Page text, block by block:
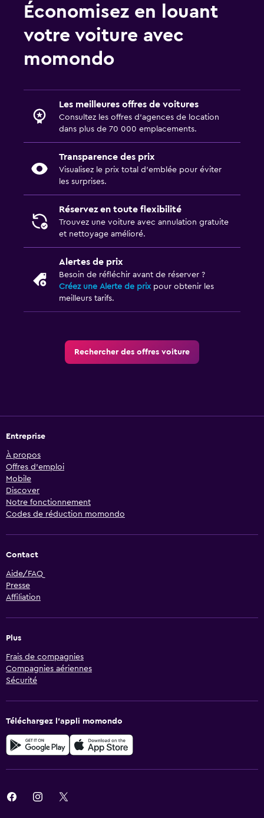
Économisez en louant
votre voiture avec
momondo
Les meilleures offres de voitures
Consultez les offres d’agences de location
dans plus de 70 000 emplacements.
Transparence des prix
Visualisez le prix total d’emblée pour éviter
les surprises.
Réservez en toute flexibilité
Trouvez une voiture avec annulation gratuite
et nettoyage amélioré.
Alertes de prix
Besoin de réfléchir avant de réserver ?
Créez une Alerte de prixpour obtenir les
meilleurs tarifs.
Rechercher des offres voiture
Entreprise
À propos
Offres d’emploi
Mobile
Discover
Notre fonctionnement
Codes de réduction momondo
Contact
Aide/FAQ
Presse
Affiliation
Plus
Frais de compagnies
Compagnies aériennes
Sécurité
Téléchargez l’appli momondo